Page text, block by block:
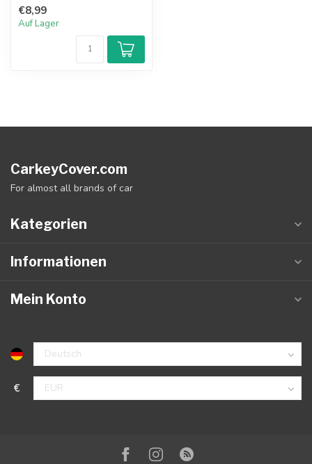
€8,99
Auf Lager
CarkeyCover.com
For almost all brands of car
Kategorien
Informationen
Mein Konto
€